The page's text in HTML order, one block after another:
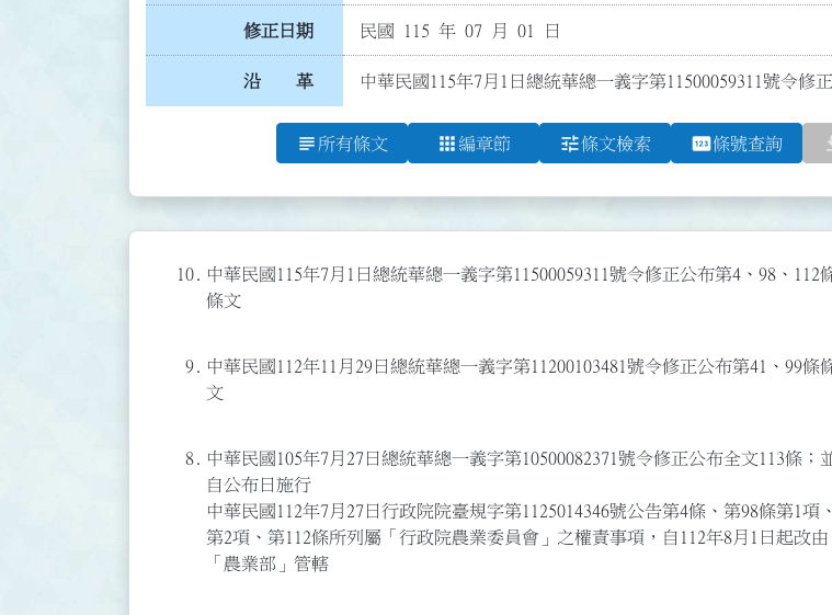
修正日期 民國 115 年 07 月 01 日
沿 革 中華民國115年7月1日總統華總一義字第11500059311號令修
subject 所有條文 apps 編章節 tune條文檢索 pin條號查詢
10.
中華民國115年7月1日總統華總一義字第11500059311號令修正公布第4、98、112
條文
9.
中華民國112年11月29日總統華總一義字第11200103481號令修正公布第41、99條
文
8.
中華民國105年7月27日總統華總一義字第10500082371號令修正公布全文113條；
自公布日施行
中華民國112年7月27日行政院院臺規字第1125014346號公告第4條、第98條第1項、
第2項、第112條所列屬「行政院農業委員會」之權責事項，自112年8月1日起改由
「農業部」管轄